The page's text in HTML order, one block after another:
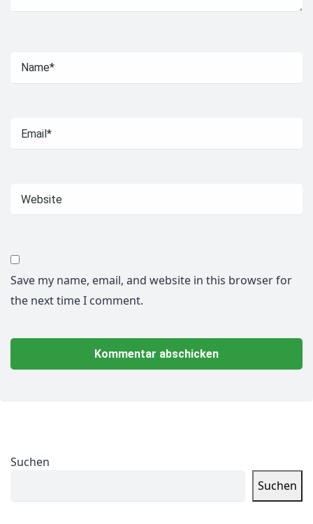
Save my name, email, and website in this browser for
the next time I comment.
Suchen
Suchen